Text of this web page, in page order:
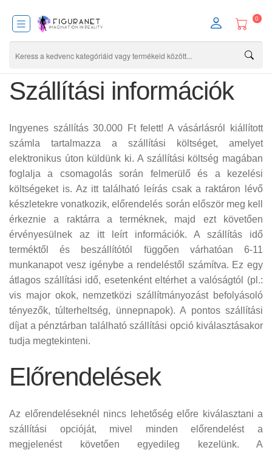
0
Szállítási információk
Ingyenes szállítás 30.000 Ft felett! A vásárlásról kiállított
számla tartalmazza a szállítási költséget, amelyet
elektronikus úton küldünk ki. A szállítási költség magában
foglalja a csomagolás során felmerülő és a kezelési
költségeket is. Az itt található leírás csak a raktáron lévő
készletekre vonatkozik, előrendelés során először meg kell
érkeznie a raktárra a terméknek, majd ezt követően
érvényesülnek az itt leírt információk. A szállítás idő
terméktől és beszállítótól függően várhatóan 6-11
munkanapot vesz igénybe a rendeléstől számítva. Ez egy
átlagos szállítási idő, esetenként eltérhet a valóságtól (pl.:
vis major okok, nemzetközi szállítmányozást befolyásoló
tényezők, túlterheltség, ünnepnapok). A pontos szállítási
díjat a pénztárban található szállítási opció kiválasztásakor
tudja megtekinteni.
Előrendelések
Az előrendeléseknél nincs lehetőség előre kiválasztani a
szállítási opcióját, mivel minden előrendelést a
megjelenést követően egyedileg kezelünk. A